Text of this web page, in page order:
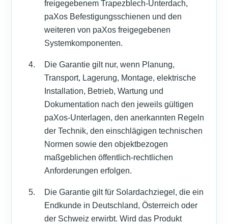
freigegebenem Trapezblech-Unterdach,
paXos Befestigungsschienen und den
weiteren von paXos freigegebenen
Systemkomponenten.
Die Garantie gilt nur, wenn Planung,
Transport, Lagerung, Montage, elektrische
Installation, Betrieb, Wartung und
Dokumentation nach den jeweils gültigen
paXos-Unterlagen, den anerkannten Regeln
der Technik, den einschlägigen technischen
Normen sowie den objektbezogen
maßgeblichen öffentlich-rechtlichen
Anforderungen erfolgen.
Die Garantie gilt für Solardachziegel, die ein
Endkunde in Deutschland, Österreich oder
der Schweiz erwirbt. Wird das Produkt